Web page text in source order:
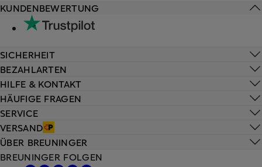
HILFE & KONTAKT
HÄUFIGE FRAGEN
SERVICE
VERSAND
KUNDENBEWERTUNG
SICHERHEIT
BEZAHLARTEN
ÜBER BREUNINGER
BREUNINGER FOLGEN